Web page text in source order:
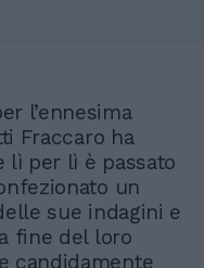
l’ennesima
Fraccaro ha
lì per lì è passato
un
sue indagini e
fine del loro
candidamente